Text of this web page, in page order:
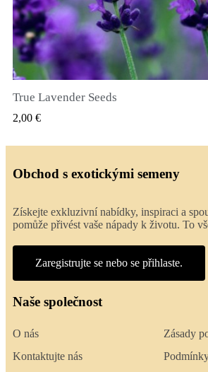
True Lavender Seeds
2,00 €
Obchod s exotickými semeny
Získejte exkluzivní nabídky, inspiraci a
pomůže přivést vaše nápady k životu. To
Zaregistrujte se nebo se přihlaste.
Naše společnost
O nás
Kontaktujte nás
Zásady